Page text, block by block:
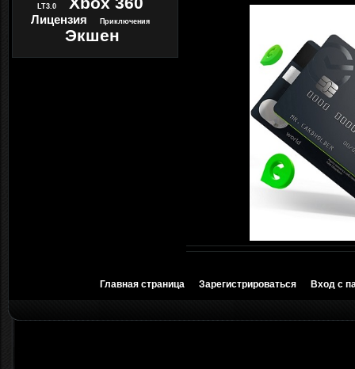
LT3.0
Лицензия Приключения
Экшен
Главная страница Зарегистрироваться Вход с